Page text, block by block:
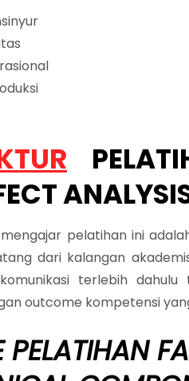
pelatihan ini
dari kalangan
terlebih
outcome kompetensi
PELATIHAN